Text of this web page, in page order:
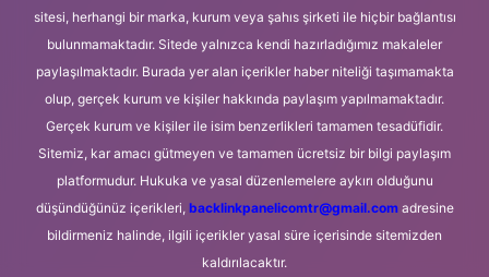
sitesi, herhangi bir marka, kurum veya şahıs şirketi ile hiçbir bağlantısı
bulunmamaktadır. Sitede yalnızca kendi hazırladığımız makaleler
paylaşılmaktadır. Burada yer alan içerikler haber niteliği taşımamakta
olup, gerçek kurum ve kişiler hakkında paylaşım yapılmamaktadır.
Gerçek kurum ve kişiler ile isim benzerlikleri tamamen tesadüfidir.
Sitemiz, kar amacı gütmeyen ve tamamen ücretsiz bir bilgi paylaşım
platformudur. Hukuka ve yasal düzenlemelere aykırı olduğunu
düşündüğünüz içerikleri, backlinkpanelicomtr@gmail.comadresine
bildirmeniz halinde, ilgili içerikler yasal süre içerisinde sitemizden
kaldırılacaktır.